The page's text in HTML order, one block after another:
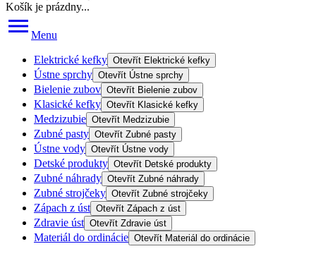
Košík je prázdny...
Menu
Elektrické kefky Otevřít Elektrické kefky
Ústne sprchy Otevřít Ústne sprchy
Bielenie zubov Otevřít Bielenie zubov
Klasické kefky Otevřít Klasické kefky
Medzizubie Otevřít Medzizubie
Zubné pasty Otevřít Zubné pasty
Ústne vody Otevřít Ústne vody
Detské produkty Otevřít Detské produkty
Zubné náhrady Otevřít Zubné náhrady
Zubné strojčeky Otevřít Zubné strojčeky
Zápach z úst Otevřít Zápach z úst
Zdravie úst Otevřít Zdravie úst
Materiál do ordinácie Otevřít Materiál do ordinácie